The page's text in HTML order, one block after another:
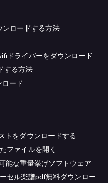
ロードする方法
ドライバーをダウンロード
する方法
ード
トをダウンロードする
ファイルを開く
能な重量挙げソフトウェア
セル楽譜pdf無料ダウンロー